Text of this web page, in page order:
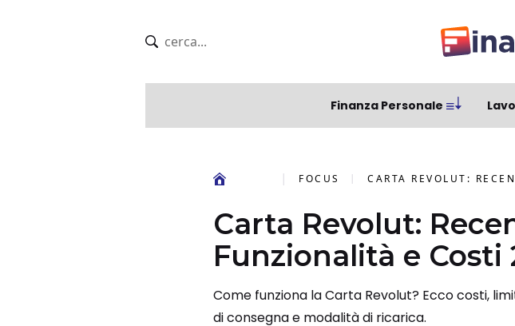
Finanza Personale
FOCUS CARTA REVOLUT:
Carta Revolut:
Funzionalità e Costi
Come funziona la Carta Revolut? Ecco costi,
di consegna e modalità di ricarica.